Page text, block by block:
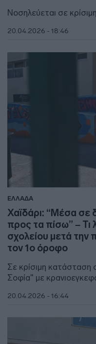
Νοσηλεύεται σε
20.04.2026 - 18:46
ΕΛΛΑΔΑ
Χαϊδάρι: “Μέσα σε
προς τα πίσω” – Τι
σχολείου μετά την
τον 1ο όροφο
Σε κρίσιμη κατάσταση
Σοφία" με
20.04.2026 - 16:44